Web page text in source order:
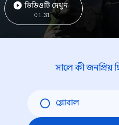
ভিডিওটি দেখুন
01:31
সালে কী জনপ্রিয়
গ্লোবাল